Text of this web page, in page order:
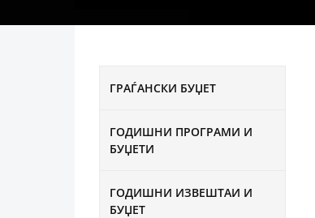
ГРАЃАНСКИ БУЏЕТ
ГОДИШНИ ПРОГРАМИ И
БУЏЕТИ
ГОДИШНИ ИЗВЕШТАИ И
БУЏЕТ